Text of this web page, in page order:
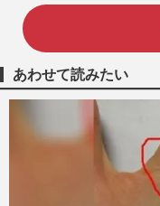
あわせて読みたい